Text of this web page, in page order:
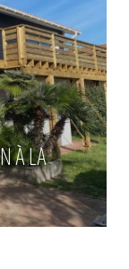
À LA